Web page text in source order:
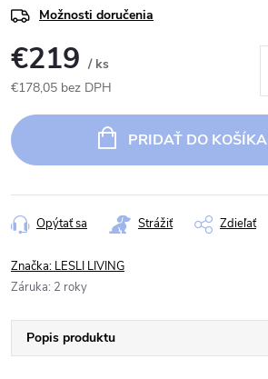
Možnosti doručenia
€219 / ks
€178,05 bez DPH
cena:
PRIDAŤ DO KOŠÍKA
Opýtať sa Strážiť Zdieľať
Značka: LESLI LIVING
Záruka: 2 roky
Popis produktu